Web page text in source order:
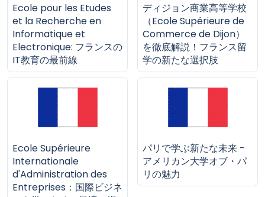
Ecole pour les Etudes
et la Recherche en
Informatique et
Electronique: フランスの
IT教育の最前線
ディジョン商業高等学校
（Ecole Supérieure de
Commerce de Dijon）
を徹底解説！フランス留
学の新たな選択肢
Ecole Supérieure
Internationale
d'Administration des
Entreprises：国際ビジネ
パリで学ぶ新たな未来 -
アメリカン大学オブ・パ
リの魅力